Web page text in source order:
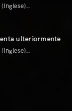
ulteriormente